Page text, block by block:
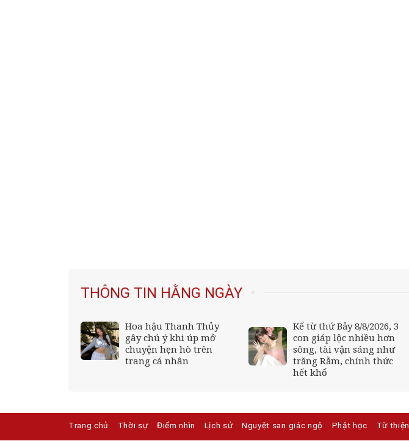
THÔNG TIN HẰNG NGÀY
Hoa hậu Thanh Thủy
gây chú ý khi úp mở
chuyện hẹn hò trên
trang cá nhân
Kể từ thứ Bảy 8/8/2026, 3
con giáp lộc nhiều hơn
sông, tài vận sáng như
trăng Rằm, chính thức
hết khổ
Trang chủ Thời sự Điểm nhìn Lịch sử Nguyệt san giác ngộ Phật học Từ thiện